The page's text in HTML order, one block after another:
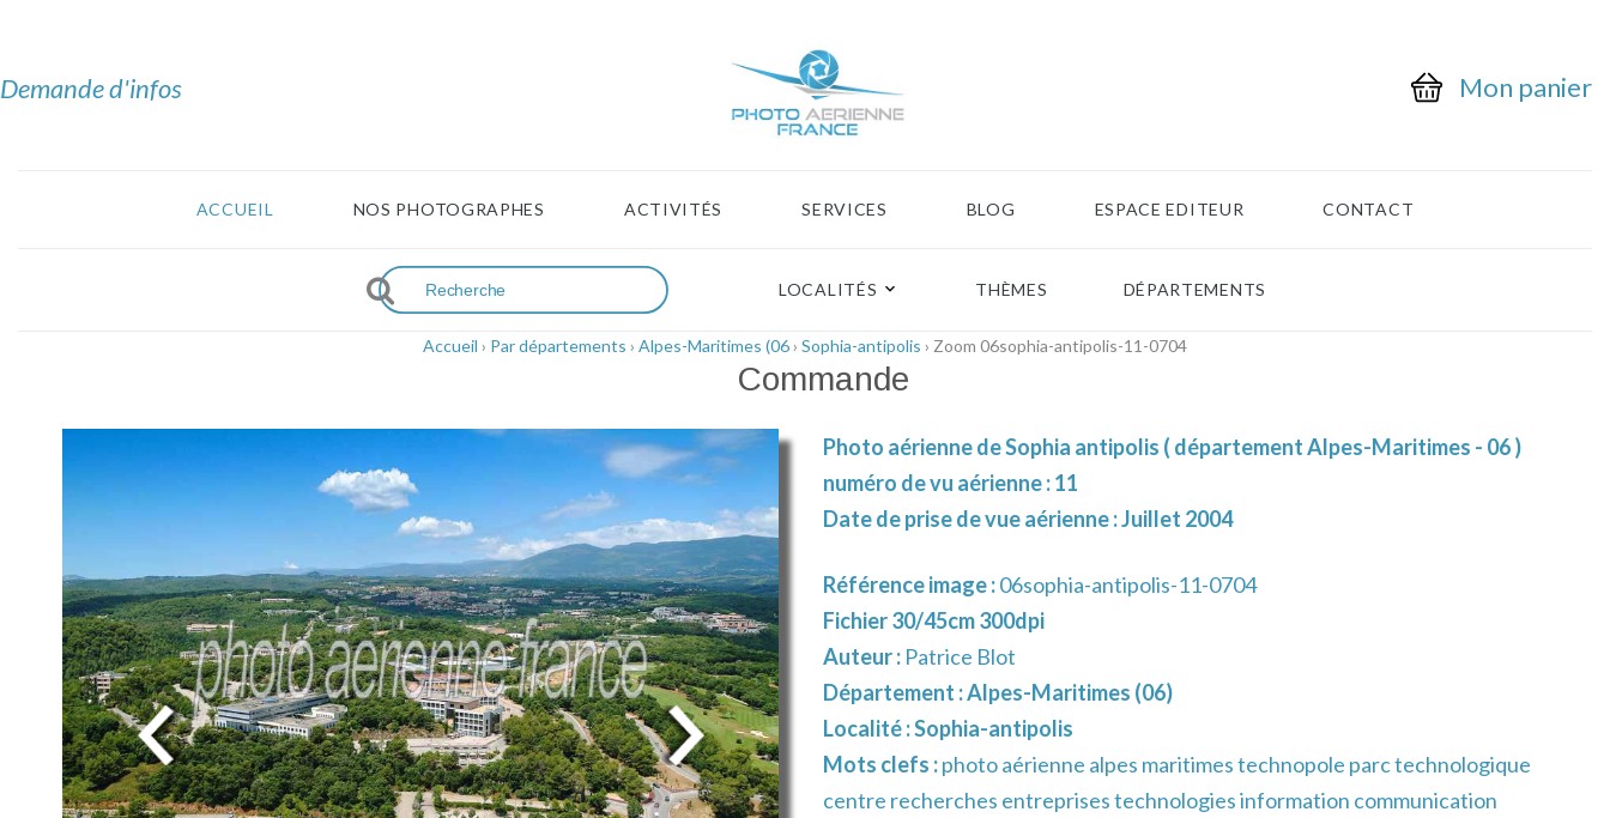
Demande d'infos Mon panier
ACCUEIL NOS PHOTOGRAPHES ACTIVITÉS SERVICES BLOG ESPACE EDITEUR CONTACT
LOCALITÉS THÈMES DÉPARTEMENTS
Accueil › Par départements › Alpes-Maritimes (06› Sophia-antipolis › Zoom 06sophia-antipolis-11-0704
Commande
Photo aérienne de Sophia antipolis ( département Alpes-Maritimes - 06 )
numéro de vu aérienne : 11
Date de prise de vue aérienne : Juillet 2004
Référence image :06sophia-antipolis-11-0704
Fichier 30/45cm 300dpi
Auteur : Patrice Blot
Département :Alpes-Maritimes (06)
Localité :Sophia-antipolis
Mots clefs :photo aérienne alpes maritimes technopole parc technologique
centre recherches entreprises technologies information communication